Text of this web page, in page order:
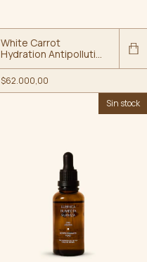
White Carrot
Hydration Antipollution
Cream
$62.000,00
Sin stock